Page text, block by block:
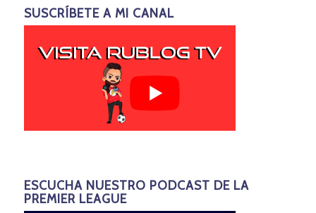
SUSCRÍBETE A MI CANAL
ESCUCHA NUESTRO PODCAST DE LA
PREMIER LEAGUE